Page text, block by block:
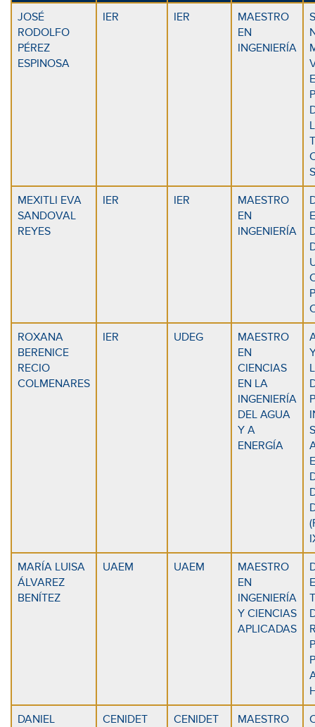
JOSÉ
RODOLFO
PÉREZ
ESPINOSA
IER IER
MAESTRO
EN
INGENIERÍA
MEXITLI EVA
SANDOVAL
REYES
IER IER
MAESTRO
EN
INGENIERÍA
ROXANA
BERENICE
RECIO
COLMENARES
IER UDEG
MAESTRO
EN
CIENCIAS
EN LA
INGENIERÍA
DEL AGUA
Y A
ENERGÍA
MARÍA LUISA
ÁLVAREZ
BENÍTEZ
UAEM UAEM
MAESTRO
EN
INGENIERÍA
Y CIENCIAS
APLICADAS
DANIEL
CENIDET CENIDET
MAESTRO